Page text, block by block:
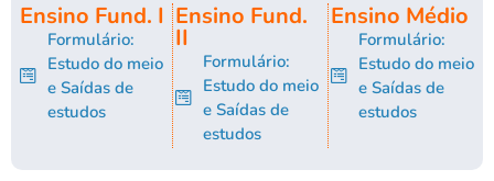
Ensino Fund. I
Formulário:
Estudo do meio
e Saídas de
estudos
Ensino Fund.
II
Formulário:
Estudo do meio
e Saídas de
estudos
Ensino Médio
Formulário:
Estudo do meio
e Saídas de
estudos